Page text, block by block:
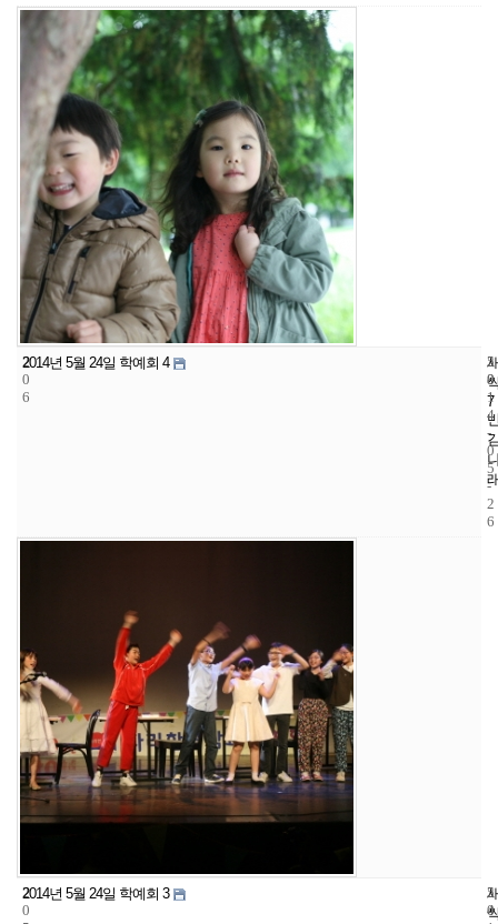
2
0
6
2014년 5월 24일 학예회 4
7
5
8
2
0
1
4
-
0
5
-
2
6
2
0
2014년 5월 24일 학예회 3
5
4
2
0